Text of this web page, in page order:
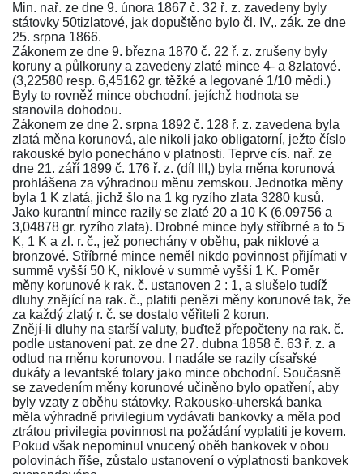
Min. nař. ze dne 9. února 1867 č. 32 ř. z. zavedeny byly
státovky 50tizlatové, jak dopuštěno bylo čl. IV,. zák. ze dne
25. srpna 1866.
Zákonem ze dne 9. března 1870 č. 22 ř. z. zrušeny byly
koruny a půlkoruny a zavedeny zlaté mince 4- a 8zlatové.
(3,22580 resp. 6,45162 gr. těžké a legované 1/10 mědi.)
Byly to rovněž mince obchodní, jejíchž hodnota se
stanovila dohodou.
Zákonem ze dne 2. srpna 1892 č. 128 ř. z. zavedena byla
zlatá měna korunová, ale nikoli jako obligatorní, ježto číslo
rakouské bylo ponecháno v platnosti. Teprve cís. nař. ze
dne 21. září 1899 č. 176 ř. z. (díl III,) byla měna korunová
prohlášena za výhradnou měnu zemskou. Jednotka měny
byla 1 K zlatá, jichž šlo na 1 kg ryzího zlata 3280 kusů.
Jako kurantní mince razily se zlaté 20 a 10 K (6,09756 a
3,04878 gr. ryzího zlata). Drobné mince byly stříbrné a to 5
K, 1 K a zl. r. č., jež ponechány v oběhu, pak niklové a
bronzové. Stříbrné mince neměl nikdo povinnost přijímati v
summě vyšší 50 K, niklové v summě vyšší 1 K. Poměr
měny korunové k rak. č. ustanoven 2 : 1, a slušelo tudíž
dluhy znějící na rak. č., platiti penězi měny korunové tak, že
za každý zlatý r. č. se dostalo věřiteli 2 korun.
Znějí-li dluhy na starší valuty, buďtež přepočteny na rak. č.
podle ustanovení pat. ze dne 27. dubna 1858 č. 63 ř. z. a
odtud na měnu korunovou. I nadále se razily císařské
dukáty a levantské tolary jako mince obchodní. Současně
se zavedením měny korunové učiněno bylo opatření, aby
byly vzaty z oběhu státovky. Rakousko-uherská banka
měla výhradně privilegium vydávati bankovky a měla pod
ztrátou privilegia povinnost na požádání vyplatiti je kovem.
Pokud však nepominul vnucený oběh bankovek v obou
polovinách říše, zůstalo ustanovení o výplatnosti bankovek